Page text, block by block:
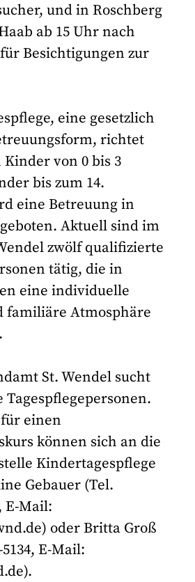
und in Roschberg
ab 15 Uhr nach
Besichtigungen zur
eine gesetzlich
richtet
von 0 bis 3
bis zum 14.
eine Betreuung in
Aktuell sind im
zwölf qualifizierte
tätig, die in
eine individuelle
familiäre Atmosphäre
St. Wendel sucht
einen
können sich an die
Kindertagespflege
Gebauer (Tel.
E-Mail:
oder Britta Groß
E-Mail: